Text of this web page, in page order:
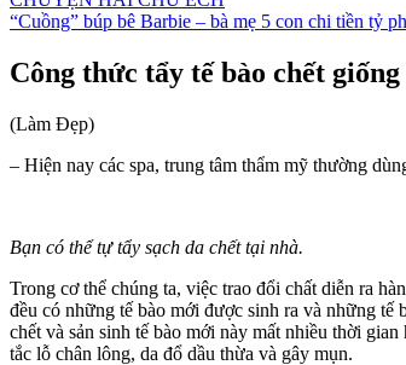
“Cuồng” búp bê Barbie – bà mẹ 5 con chi tiền tỷ
Công thức tẩy tế bào chết giống
(Làm Đẹp)
– Hiện nay các spa, trung tâm thẩm mỹ thường
Bạn có thể tự tẩy sạch da chết tại nhà.
Trong cơ thể chúng ta, việc trao đổi chất diễn ra
đều có những tế bào mới được sinh ra và những
chết và sản sinh tế bào mới này mất nhiều thời
tắc lỗ chân lông, da đổ dầu thừa và gây mụn.